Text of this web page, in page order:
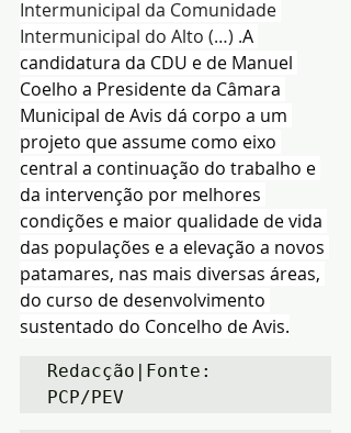
Intermunicipal da Comunidade
Intermunicipal do Alto (…) .A
candidatura da CDU e de Manuel
Coelho a Presidente da Câmara
Municipal de Avis dá corpo a um
projeto que assume como eixo
central a continuação do trabalho e
da intervenção por melhores
condições e maior qualidade de vida
das populações e a elevação a novos
patamares, nas mais diversas áreas,
do curso de desenvolvimento
sustentado do Concelho de Avis.
Redacção|Fonte:
PCP/PEV